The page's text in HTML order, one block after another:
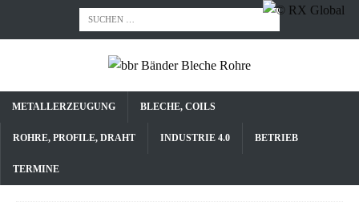
METALLERZEUGUNG BLECHE, COILS
ROHRE, PROFILE, DRAHT INDUSTRIE 4.0 BETRIEB
TERMINE